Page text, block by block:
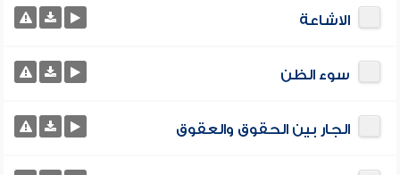
الاشاعة
سوء الظن
الجار بين الحقوق والعقوق